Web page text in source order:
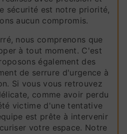
sécurité est notre priorité,
aucun compromis.
nous comprenons que
à tout moment. C'est
également des
de serrure d'urgence à
Si vous vous retrouvez
comme avoir perdu
victime d'une tentative
est prête à intervenir
votre espace. Notre